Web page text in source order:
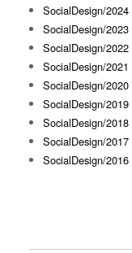
SocialDesign/2024
SocialDesign/2023
SocialDesign/2022
SocialDesign/2021
SocialDesign/2020
SocialDesign/2019
SocialDesign/2018
SocialDesign/2017
SocialDesign/2016